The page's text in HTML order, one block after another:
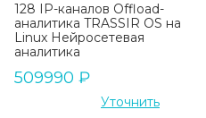
128 IP-каналов Offload-
аналитика TRASSIR OS на
Linux Нейросетевая
аналитика
509990 ₽
Уточнить